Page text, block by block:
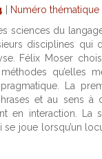
Numéro thématique
sciences du
disciplines qui
Félix Moser
qu’elles
La
et au sens à
en interaction. La
se joue lorsqu’un